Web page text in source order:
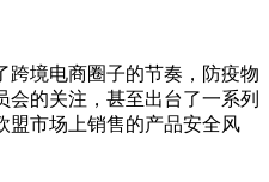
跨境电商圈子的节奏，防疫物
的关注，甚至出台了一系列
盟市场上销售的产品安全风